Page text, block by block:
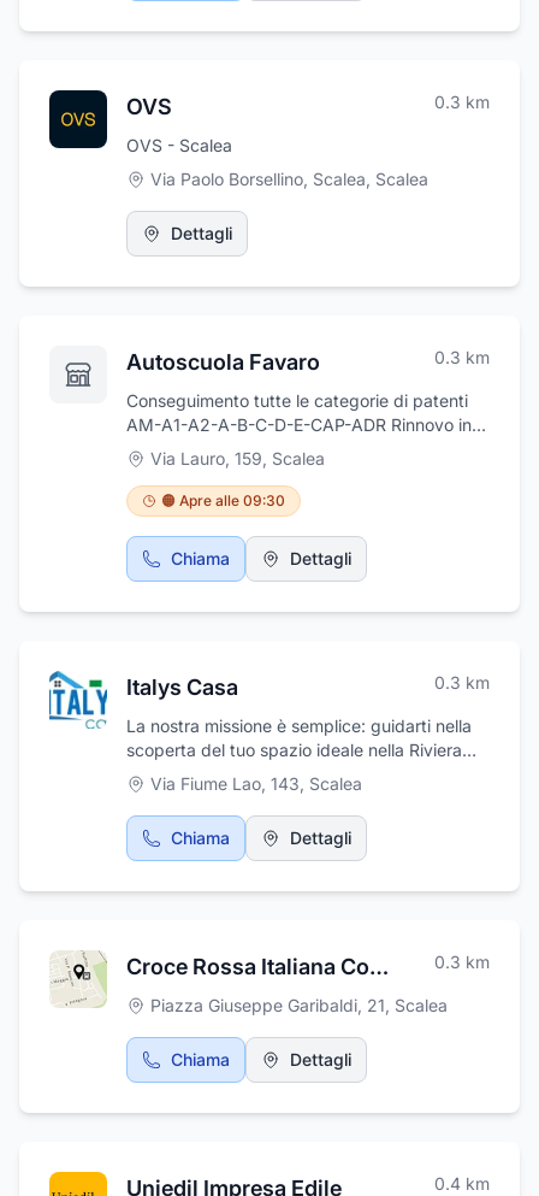
OVS 0.3 km
OVS - Scalea
Via Paolo Borsellino, Scalea, Scalea
Dettagli
Autoscuola Favaro 0.3 km
Conseguimento tutte le categorie di patenti
AM-A1-A2-A-B-C-D-E-CAP-ADR Rinnovo in
sede di Patente-Patente Nautica-Porto D'armi
Conversioni Estere-Altri Servizi
Via Lauro, 159, Scalea
🟠 Apre alle 09:30
Chiama Dettagli
Italys Casa 0.3 km
La nostra missione è semplice: guidarti nella
scoperta del tuo spazio ideale nella Riviera
dei Cedri, nella splendida provincia di
Cosenza, offrendo un servizio immobiliare
trasparente, professionale e profondamente
radicato nella soddisfazione del cliente. Ci
trasparente, personalizzato e di alta qualità,
locale e una passione autentica per la costa
non solo proficua, ma anche un’esperienza
gratificante e senza stress. In [Nome
Agenzia], non si tratta solo di case; si tratta di
costruire relazioni di fiducia, di aiutarti a
trovare il tuo angolo di paradiso in questa
Via Fiume Lao, 143, Scalea
Chiama Dettagli
Croce Rossa Italiana Comitato Locale Alto Tirreno Cosentino 0.3 km
Piazza Giuseppe Garibaldi, 21, Scalea
Chiama Dettagli
Uniedil Impresa Edile 0.4 km